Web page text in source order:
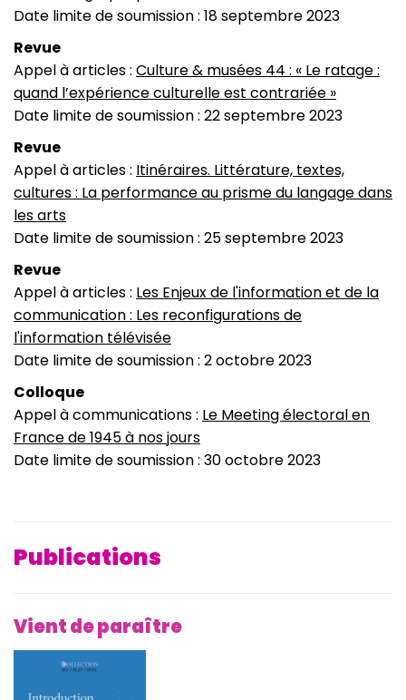
Date limite de soumission : 18 septembre 2023
Revue
Appel à articles : Culture & musées 44 : « Le ratage :
quand l’expérience culturelle est contrariée »
Date limite de soumission : 22 septembre 2023
Revue
Appel à articles : Itinéraires. Littérature, textes,
cultures : La performance au prisme du langage dans
les arts
Date limite de soumission : 25 septembre 2023
Revue
Appel à articles : Les Enjeux de l'information et de la
communication : Les reconfigurations de
l'information télévisée
Date limite de soumission : 2 octobre 2023
Colloque
Appel à communications : Le Meeting électoral en
France de 1945 à nos jours
Date limite de soumission : 30 octobre 2023
Publications
Vient de paraître